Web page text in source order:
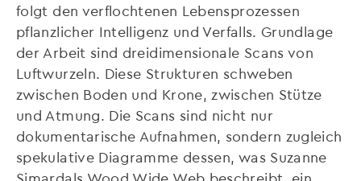
folgt den verflochtenen Lebensprozessen
pflanzlicher Intelligenz und Verfalls. Grundlage
der Arbeit sind dreidimensionale Scans von
Luftwurzeln. Diese Strukturen schweben
zwischen Boden und Krone, zwischen Stütze
und Atmung. Die Scans sind nicht nur
dokumentarische Aufnahmen, sondern zugleich
spekulative Diagramme dessen, was Suzanne
Simardals Wood Wide Web beschreibt, ein